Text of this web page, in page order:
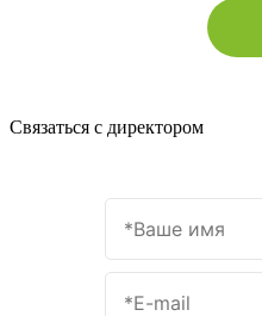
Связаться с директором